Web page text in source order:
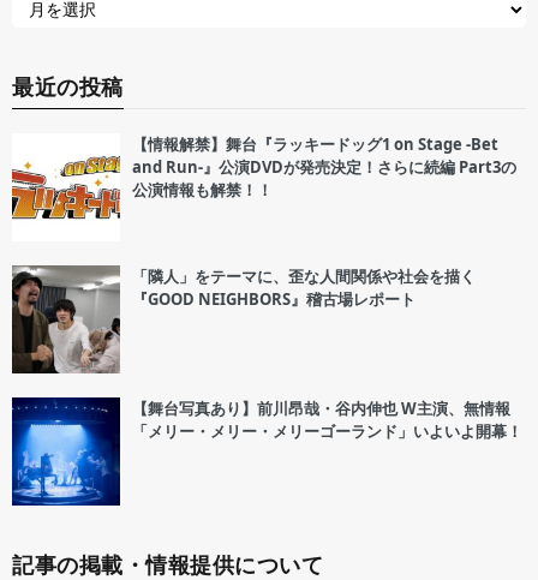
最近の投稿
【情報解禁】舞台『ラッキードッグ1 on Stage -Bet
and Run-』公演DVDが発売決定！さらに続編 Part3の
公演情報も解禁！！
「隣人」をテーマに、歪な人間関係や社会を描く
『GOOD NEIGHBORS』稽古場レポート
【舞台写真あり】前川昂哉・谷内伸也 W主演、無情報
「メリー・メリー・メリーゴーランド」いよいよ開幕！
記事の掲載・情報提供について